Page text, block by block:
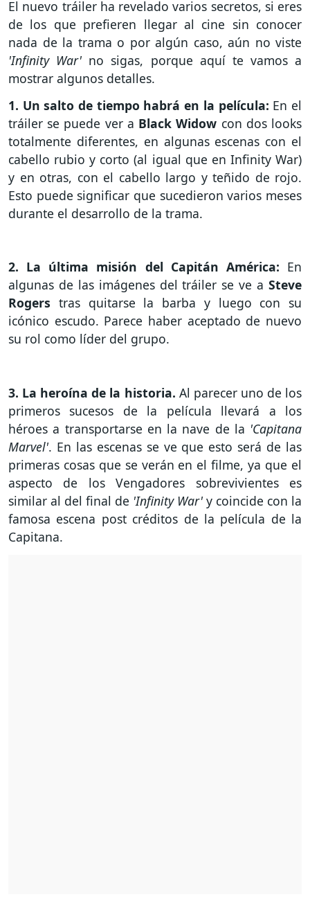
El nuevo tráiler ha revelado varios secretos, si eres
de los que prefieren llegar al cine sin conocer
nada de la trama o por algún caso, aún no viste
'Infinity War' no sigas, porque aquí te vamos a
mostrar algunos detalles.
1. Un salto de tiempo habrá en la película: En el
tráiler se puede ver a Black Widow con dos looks
totalmente diferentes, en algunas escenas con el
cabello rubio y corto (al igual que en Infinity War)
y en otras, con el cabello largo y teñido de rojo.
Esto puede significar que sucedieron varios meses
durante el desarrollo de la trama.
2. La última misión del Capitán América: En
algunas de las imágenes del tráiler se ve a Steve
Rogers tras quitarse la barba y luego con su
icónico escudo. Parece haber aceptado de nuevo
su rol como líder del grupo.
3. La heroína de la historia. Al parecer uno de los
primeros sucesos de la película llevará a los
héroes a transportarse en la nave de la 'Capitana
Marvel'. En las escenas se ve que esto será de las
primeras cosas que se verán en el filme, ya que el
aspecto de los Vengadores sobrevivientes es
similar al del final de 'Infinity War' y coincide con la
famosa escena post créditos de la película de la
Capitana.